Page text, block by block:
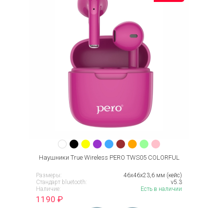
Наушники True Wireless PERO TWS05 COLORFUL
Размеры:
46x46x23,6 мм (кейс)
Стандарт bluetooth:
v5.3
Наличие:
Есть в наличии
1190 ₽